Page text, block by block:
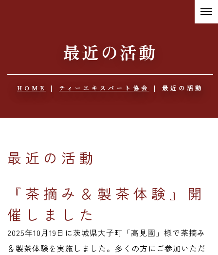
最近の活動
HOME | ティーエキスパート協会 | 最近の活動
最近の活動
『茶摘み＆製茶体験』開
催しました
2025年10月19日に茨城県大子町「高見園」様で茶摘み
＆製茶体験を実施しました。多くの方にご参加いただ